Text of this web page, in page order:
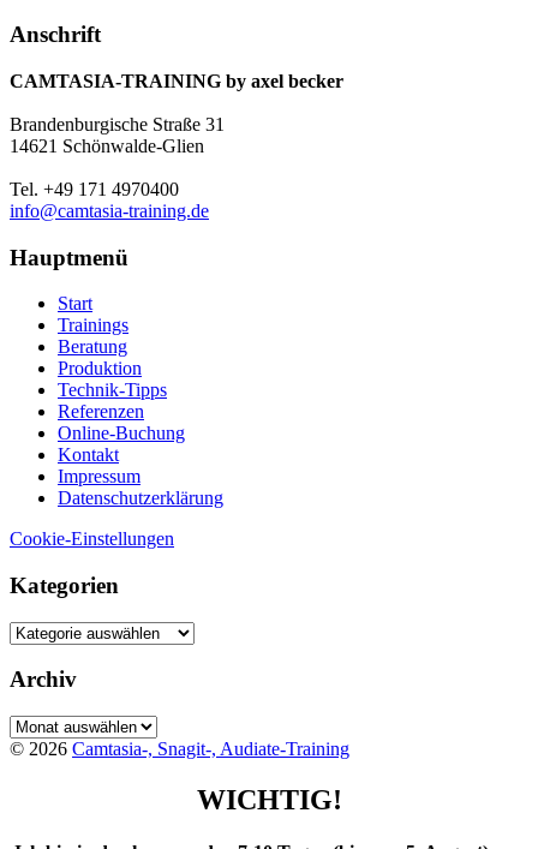
Anschrift
CAMTASIA-TRAINING by axel becker
Brandenburgische Straße 31
14621 Schönwalde-Glien
Tel. +49 171 4970400
info@camtasia-training.de
Hauptmenü
Start
Trainings
Beratung
Produktion
Technik-Tipps
Referenzen
Online-Buchung
Kontakt
Impressum
Datenschutzerklärung
Cookie-Einstellungen
Kategorien
Kategorien
Archiv
Archiv
© 2026 Camtasia-, Snagit-, Audiate-Training
WICHTIG!